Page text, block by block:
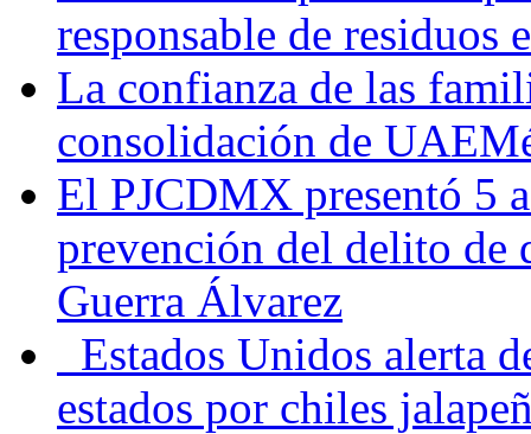
responsable de residuos
La confianza de las
consolidación de
El PJCDMX presentó 5
prevención del delito de
Guerra Álvarez
Estados Unidos alerta
estados por chiles